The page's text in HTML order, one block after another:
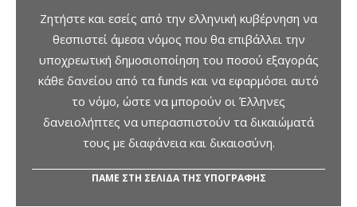
Ζητήστε και εσείς από την ελληνική κυβέρνηση να
θεσπιστεί άμεσα νόμος που θα επιβάλλει την
υποχρεωτική δημοσιοποίηση του ποσού εξαγοράς
κάθε δανείου από τα funds και να εφαρμόσει αυτό
το νόμο, ώστε να μπορούν οι Έλληνες
δανειολήπτες να υπερασπιστούν τα δικαιώματά
τους με διαφάνεια και δικαιοσύνη.
ΠΑΜΕ ΣΤΗ ΣΕΛΙΔΑ ΤΗΣ ΥΠΟΓΡΑΦΗΣ